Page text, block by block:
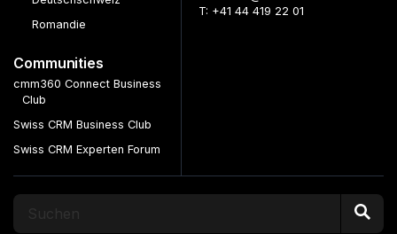
Romandie
Communities
cmm360 Connect Business
Club
Swiss CRM Business Club
Swiss CRM Experten Forum
T: +41 44 419 22 01